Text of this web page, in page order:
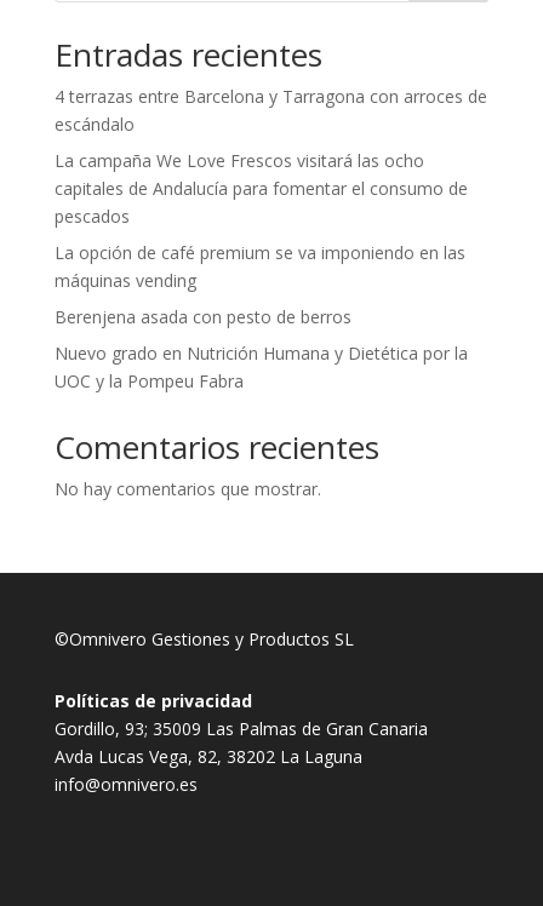
Entradas recientes
4 terrazas entre Barcelona y Tarragona con arroces de
escándalo
La campaña We Love Frescos visitará las ocho
capitales de Andalucía para fomentar el consumo de
pescados
La opción de café premium se va imponiendo en las
máquinas vending
Berenjena asada con pesto de berros
Nuevo grado en Nutrición Humana y Dietética por la
UOC y la Pompeu Fabra
Comentarios recientes
No hay comentarios que mostrar.
©Omnivero Gestiones y Productos SL
Políticas de privacidad
Gordillo, 93; 35009 Las Palmas de Gran Canaria
Avda Lucas Vega, 82, 38202 La Laguna
info@omnivero.es